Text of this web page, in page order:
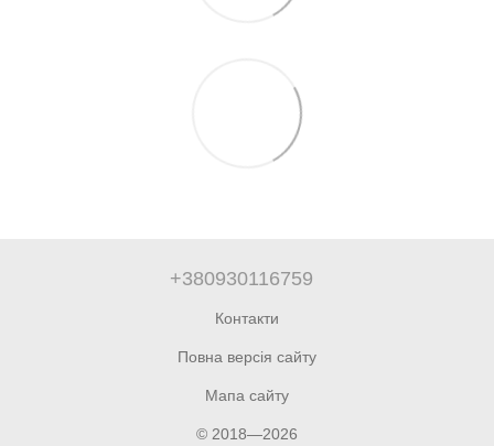
+380930116759
Контакти
Повна версія сайту
Мапа сайту
© 2018—2026